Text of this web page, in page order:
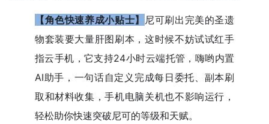
【角色快速养成小贴士】
尼可刷出完美的圣遗
物套装要大量肝图刷本，这时候不妨试试红手
指云手机，它支持24小时云端托管，嗨哟内置
AI助手，一句话自定义完成每日委托、副本刷
取和材料收集，手机电脑关机也不影响运行，
轻松助你快速突破尼可的等级和天赋。